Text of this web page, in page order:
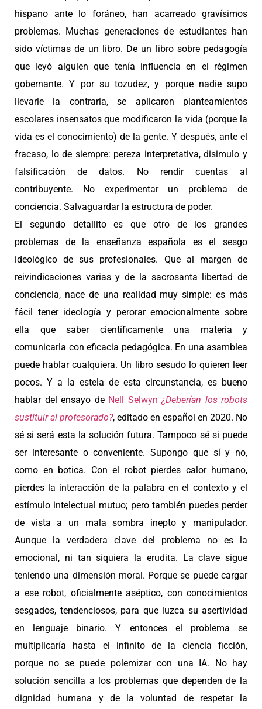
hispano ante lo foráneo, han acarreado gravísimos
problemas. Muchas generaciones de estudiantes han
sido víctimas de un libro. De un libro sobre pedagogía
que leyó alguien que tenía influencia en el régimen
gobernante. Y por su tozudez, y porque nadie supo
llevarle la contraria, se aplicaron planteamientos
escolares insensatos que modificaron la vida (porque la
vida es el conocimiento) de la gente. Y después, ante el
fracaso, lo de siempre: pereza interpretativa, disimulo y
falsificación de datos. No rendir cuentas al
contribuyente. No experimentar un problema de
conciencia. Salvaguardar la estructura de poder.
El segundo detallito es que otro de los grandes
problemas de la enseñanza española es el sesgo
ideológico de sus profesionales. Que al margen de
reivindicaciones varias y de la sacrosanta libertad de
conciencia, nace de una realidad muy simple: es más
fácil tener ideología y perorar emocionalmente sobre
ella que saber científicamente una materia y
comunicarla con eficacia pedagógica. En una asamblea
puede hablar cualquiera. Un libro sesudo lo quieren leer
pocos. Y a la estela de esta circunstancia, es bueno
hablar del ensayo de Nell Selwyn ¿Deberían los robots
sustituir al profesorado?, editado en español en 2020. No
sé si será esta la solución futura. Tampoco sé si puede
ser interesante o conveniente. Supongo que sí y no,
como en botica. Con el robot pierdes calor humano,
pierdes la interacción de la palabra en el contexto y el
estímulo intelectual mutuo; pero también puedes perder
de vista a un mala sombra inepto y manipulador.
Aunque la verdadera clave del problema no es la
emocional, ni tan siquiera la erudita. La clave sigue
teniendo una dimensión moral. Porque se puede cargar
a ese robot, oficialmente aséptico, con conocimientos
sesgados, tendenciosos, para que luzca su asertividad
en lenguaje binario. Y entonces el problema se
multiplicaría hasta el infinito de la ciencia ficción,
porque no se puede polemizar con una IA. No hay
solución sencilla a los problemas que dependen de la
dignidad humana y de la voluntad de respetar la